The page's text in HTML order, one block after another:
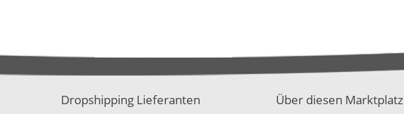
Dropshipping Lieferanten Über diesen Marktplatz